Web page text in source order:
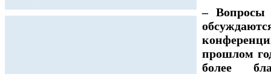
– Вопросы
прошлом
более